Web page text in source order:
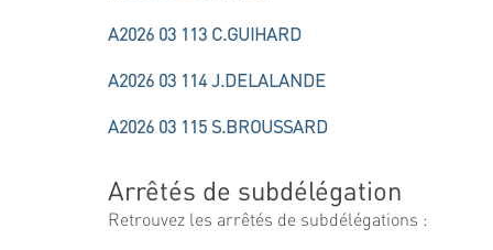
A2026 03 113 C.GUIHARD
A2026 03 114 J.DELALANDE
A2026 03 115 S.BROUSSARD
Arrêtés de subdélégation
Retrouvez les arrêtés de subdélégations :